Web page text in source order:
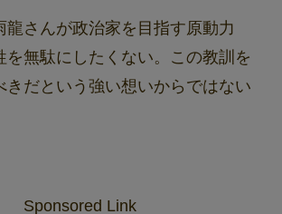
龍さんが政治家を目指す原動力
を無駄にしたくない。この教訓を
きだという強い想いからではない
Sponsored Link